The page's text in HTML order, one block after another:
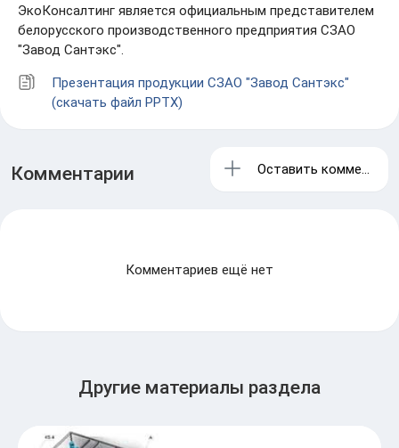
ЭкоКонсалтинг является официальным представителем
белорусского производственного предприятия СЗАО
"Завод Сантэкс".
Презентация продукции СЗАО "Завод Сантэкс"
(скачать файл PPTX)
Комментарии Оставить
Комментариев ещё нет
Другие материалы раздела